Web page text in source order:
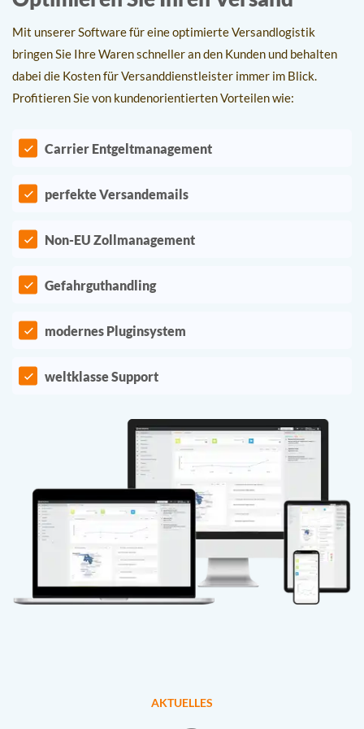
Mit unserer Software für eine optimierte Versandlogistik
bringen Sie Ihre Waren schneller an den Kunden und behalten
dabei die Kosten für Versanddienstleister immer im Blick.
Profitieren Sie von kundenorientierten Vorteilen wie:
Carrier Entgeltmanagement
perfekte Versandemails
Non-EU Zollmanagement
Gefahrguthandling
modernes Pluginsystem
weltklasse Support
AKTUELLES